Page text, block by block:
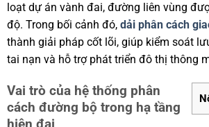
loạt dự án vành đai, đường liên vùng
độ. Trong bối cảnh đó, dải phân cách
thành giải pháp cốt lõi, giúp kiểm soát
tai nạn và hỗ trợ phát triển đô thị thông
Vai trò của hệ thống phân
cách đường bộ trong hạ tầng